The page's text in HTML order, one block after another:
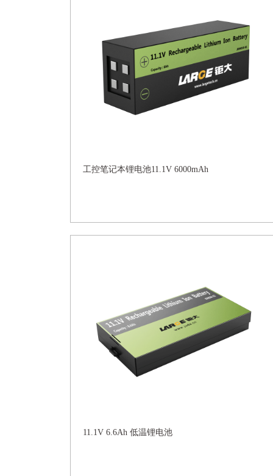
工控笔记本锂电池11.1V 6000mAh
11.1V 6.6Ah 低温锂电池